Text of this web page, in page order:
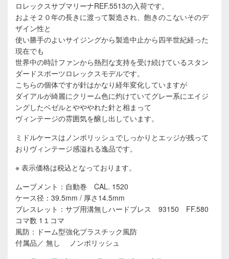
ロレックスサブマリーナREF.5513の入荷です。
およそ２０年の長きに渡って製造され、飽きのこないそのデ
ザイン性と
使い勝手のよいサイジングから製造中止から四半世紀経った
現在でも
世界中の時計ファンから熱烈な支持を受け続けているスタン
ダードスポーツロレックスモデルです。
こちらの個体ですが針はかなり経年変化していますが
ダイアルが綺麗にクリーム色に灼けていてグレー系にエイジ
ングしたベゼルとやややれた針と相まって
ヴィンテージの雰囲気を醸し出しています。
ミドルケースはノンポリッシュでしっかりとエッジが残って
おりヴィンテージ感溢れる逸品です。
※ 表示価格は税込となっております。
ムーブメント：自動巻 CAL. 1520
ケース径：39.5mm / 厚さ14.5mm
ブレスレット：サブ用溝無しハードブレス 93150 FF.580
コマ数 1１コマ
風防：ドーム型強化プラスチック風防
付属品／ 無し ノンポリッシュ